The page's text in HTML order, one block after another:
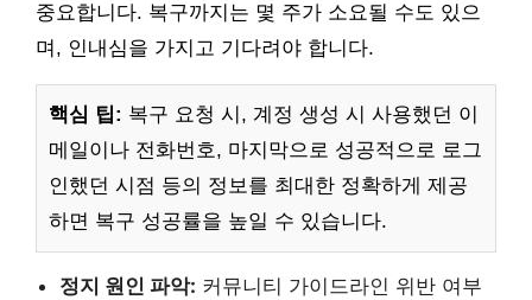
중요합니다. 복구까지는 몇 주가 소요될 수도 있으
며, 인내심을 가지고 기다려야 합니다.
핵심 팁: 복구 요청 시, 계정 생성 시 사용했던 이
메일이나 전화번호, 마지막으로 성공적으로 로그
인했던 시점 등의 정보를 최대한 정확하게 제공
하면 복구 성공률을 높일 수 있습니다.
정지 원인 파악: 커뮤니티 가이드라인 위반 여부